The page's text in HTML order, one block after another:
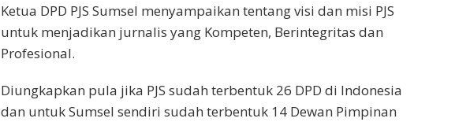
Ketua DPD PJS Sumsel menyampaikan tentang visi dan misi PJS
untuk menjadikan jurnalis yang Kompeten, Berintegritas dan
Profesional.
Diungkapkan pula jika PJS sudah terbentuk 26 DPD di Indonesia
dan untuk Sumsel sendiri sudah terbentuk 14 Dewan Pimpinan